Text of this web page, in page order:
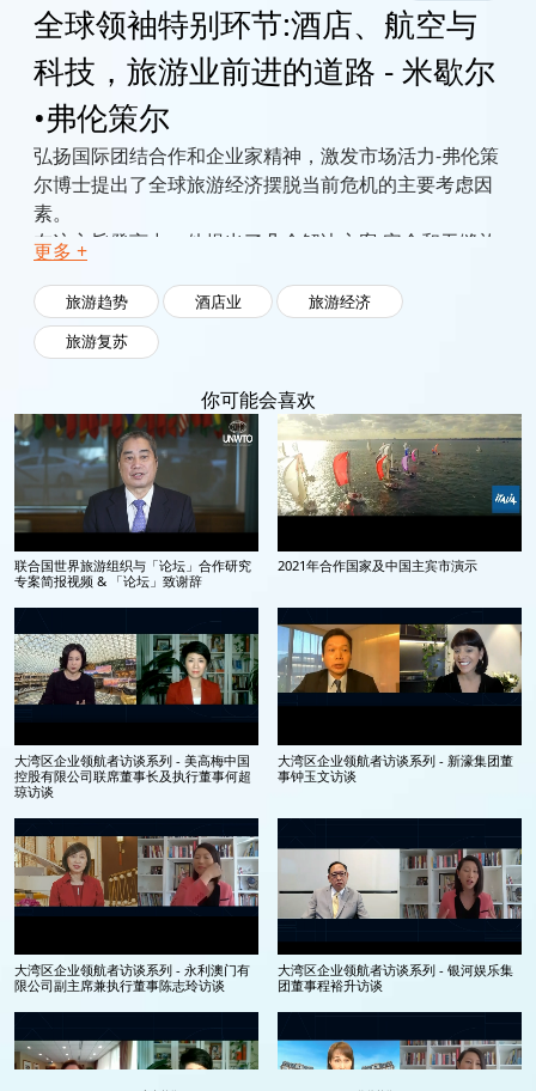
全球领袖特别环节:酒店、航空与
科技，旅游业前进的道路 - 米歇尔
•弗伦策尔
弘扬国际团结合作和企业家精神，激发市场活力-弗伦策
尔博士提出了全球旅游经济摆脱当前危机的主要考虑因
素。
在这主旨發言中，他提出了几个解决方案:安全和无缝旅
新变得比以往任何时候都更加关键
更多 +
旅游趋势 酒店业
旅游经济
旅游复苏
你可能会喜欢
联合国世界旅游组织与「论坛」合作研究
专案简报视频 & 「论坛」致谢辞
2021年合作国家及中国主宾市演示
大湾区企业领航者访谈系列 - 美高梅中国
控股有限公司联席董事长及执行董事何超
琼访谈
大湾区企业领航者访谈系列 - 新濠集团董
事钟玉文访谈
大湾区企业领航者访谈系列 - 永利澳门有
限公司副主席兼执行董事陈志玲访谈
大湾区企业领航者访谈系列 - 银河娱乐集
团董事程裕升访谈